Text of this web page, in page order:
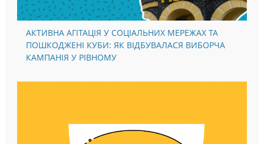
АКТИВНА АГІТАЦІЯ У СОЦІАЛЬНИХ МЕРЕЖАХ ТА
ПОШКОДЖЕНІ КУБИ: ЯК ВІДБУВАЛАСЯ ВИБОРЧА
КАМПАНІЯ У РІВНОМУ